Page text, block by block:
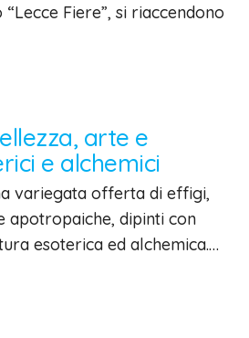
Fiere”, si riaccendono
arte e
e alchemici
variegata offerta di effigi,
apotropaiche, dipinti con
esoterica ed alchemica.…